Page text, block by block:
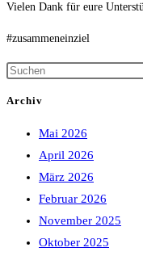
Vielen Dank für eure
#zusammeneinziel
Archiv
Mai 2026
April 2026
März 2026
Februar 2026
November 2025
Oktober 2025